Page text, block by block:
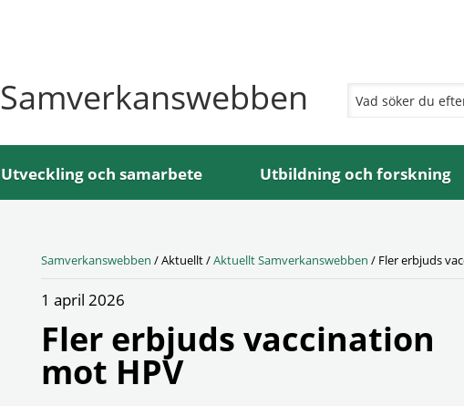
Samverkanswebben
Utveckling och samarbete Utbildning och forskning
Samverkanswebben /Aktuellt/Aktuellt Samverkanswebben / Fler erbjuds
1 april 2026
Fler erbjuds vaccination
mot HPV